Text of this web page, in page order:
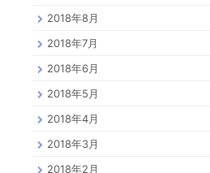
2018年8月
2018年7月
2018年6月
2018年5月
2018年4月
2018年3月
2018年2月